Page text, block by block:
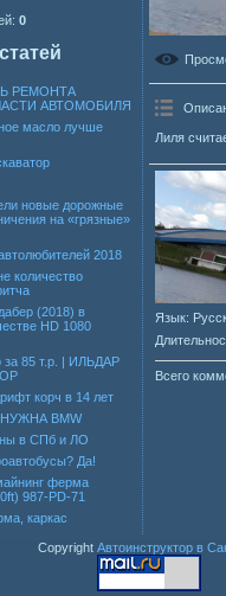
0
РЕМОНТА
АВТОМОБИЛЯ
масло лучше
новые дорожные
на «грязные»
2018
количество
(2018) в
HD 1080
за 85 т.р. | ИЛЬДАР
корч в 14 лет
BMW
в СПб и ЛО
Да!
ферма
987-PD-71
каркас
Лиля
Язык:
Всего
Copyright Автоинструктор в